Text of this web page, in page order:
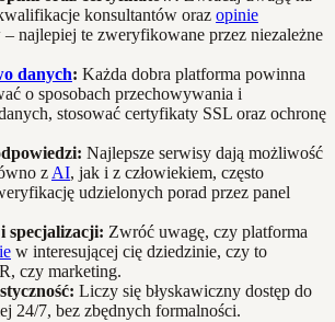
konsultantów oraz opinie
najlepiej te zweryfikowane przez niezależne
danych: Każda dobra platforma powinna
o sposobach przechowywania i
stosować certyfikaty SSL oraz ochronę
Najlepsze serwisy dają możliwość
z AI, jak i z człowiekiem, często
udzielonych porad przez panel
specjalizacji: Zwróć uwagę, czy platforma
w interesującej cię dziedzinie, czy to
czy marketing.
Liczy się błyskawiczny dostęp do
24/7, bez zbędnych formalności.